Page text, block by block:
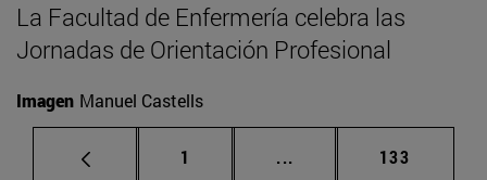
La Facultad de Enfermería celebra las
Jornadas de Orientación Profesional
Imagen Manuel Castells
Página
1 ... Páginas intermedias
Página
133